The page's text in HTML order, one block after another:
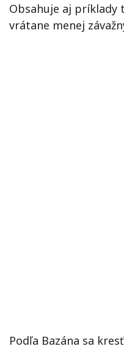
Obsahuje aj príklady
vrátane menej
Podľa Bazána sa